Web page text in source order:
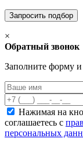
×
Обратный звонок
Заполните форму
Нажимая на
соглашаетесь с
персональных